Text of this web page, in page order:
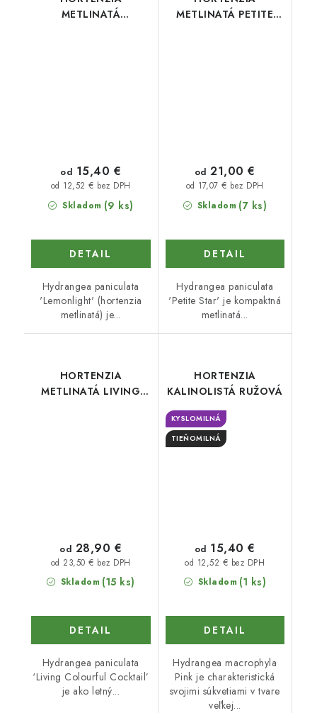
METLINATÁ
Skladom (9 ks)
od 12,52 € bez DPH
od 15,40 €
DETAIL
Hydrangea paniculata
'Lemonlight' (hortenzia
metlinatá) je...
METLINATÁ PETITE
Skladom (7 ks)
od 17,07 € bez DPH
od 21,00 €
DETAIL
Hydrangea paniculata
'Petite Star' je kompaktná
metlinatá...
HORTENZIA
METLINATÁ LIVING
Skladom (15 ks)
od 23,50 € bez DPH
od 28,90 €
DETAIL
Hydrangea paniculata
‘Living Colourful Cocktail’
je ako letný...
HORTENZIA
KALINOLISTÁ RUŽOVÁ
KYSLOMILNÁ
TIEŇOMILNÁ
Skladom (1 ks)
od 12,52 € bez DPH
od 15,40 €
DETAIL
Hydrangea macrophyla
Pink je charakteristická
svojimi súkvetiami v tvare
veľkej...